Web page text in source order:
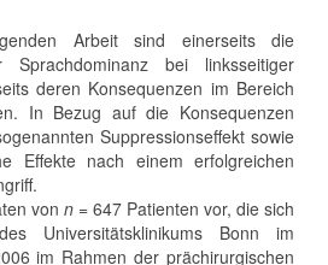
Arbeit sind einerseits die
Sprachdominanz bei linksseitiger
deren Konsequenzen im Bereich
In Bezug auf die Konsequenzen
Suppressionseffekt sowie
Effekte nach einem erfolgreichen
von n = 647 Patienten vor, die sich
Universitätsklinikums Bonn im
im Rahmen der prächirurgischen